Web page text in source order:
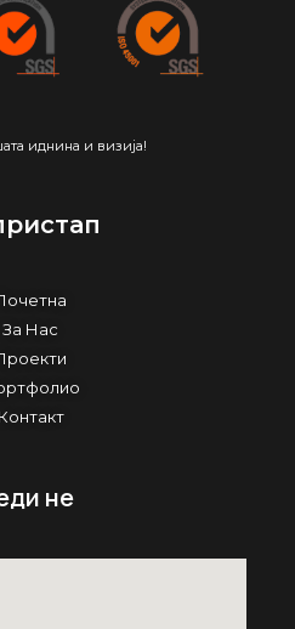
иднина и визија!
За Нас
Контакт
не